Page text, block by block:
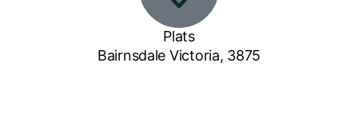
Plats
Bairnsdale Victoria, 3875